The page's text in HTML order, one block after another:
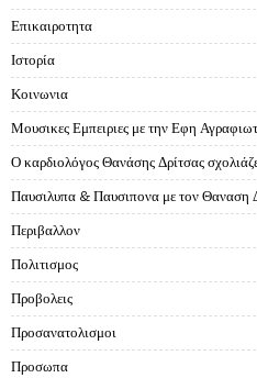
Επικαιροτητα
Ιστορία
Κοινωνια
Μουσικες Εμπειριες με την Εφη
Ο καρδιολόγος Θανάσης Δρίτσας
Παυσιλυπα & Παυσιπονα με τον Θαναση
Περιβαλλον
Πολιτισμος
Προβολεις
Προσανατολισμοι
Προσωπα